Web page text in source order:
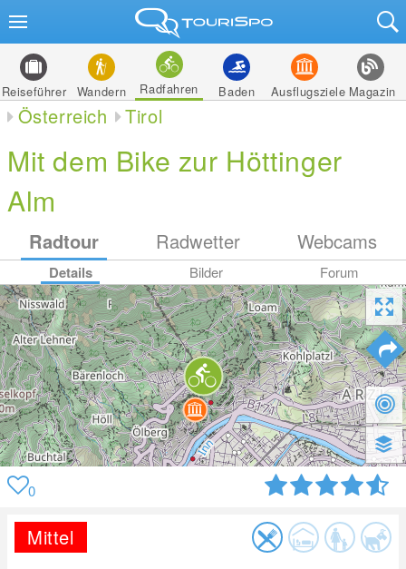
Reiseführer Wandern Radfahren Baden Ausflugsziele Magazin
Österreich Tirol
Mit dem Bike zur Höttinger
Alm
Radtour Radwetter Webcams
Details Bilder Forum
0
Mittel